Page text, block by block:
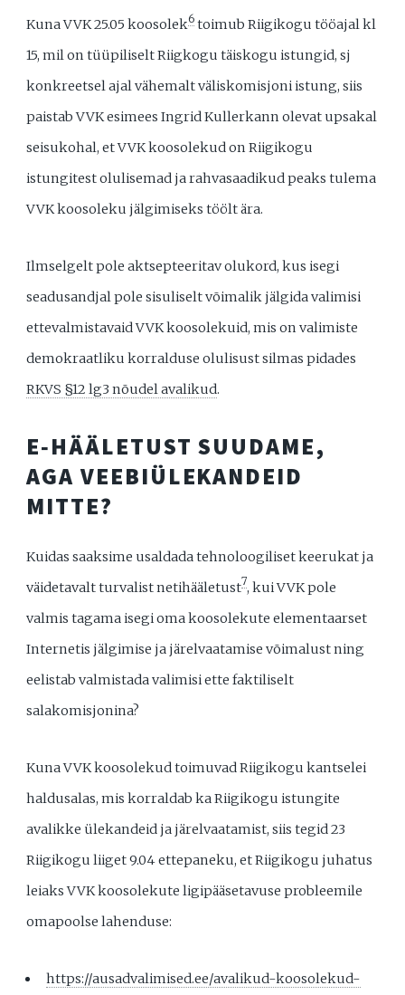
Kuna VVK 25.05 koosolek6 toimub Riigikogu tööajal kl
15, mil on tüüpiliselt Riigkogu täiskogu istungid, sj
konkreetsel ajal vähemalt väliskomisjoni istung, siis
paistab VVK esimees Ingrid Kullerkann olevat upsakal
seisukohal, et VVK koosolekud on Riigikogu
istungitest olulisemad ja rahvasaadikud peaks tulema
VVK koosoleku jälgimiseks töölt ära.
Ilmselgelt pole aktsepteeritav olukord, kus isegi
seadusandjal pole sisuliselt võimalik jälgida valimisi
ettevalmistavaid VVK koosolekuid, mis on valimiste
demokraatliku korralduse olulisust silmas pidades
RKVS §12 lg3 nõudel avalikud.
E‑HÄÄLETUST SUUDAME,
AGA VEEBIÜLEKANDEID
MITTE?
Kuidas saaksime usaldada tehnoloogiliset keerukat ja
väidetavalt turvalist netihääletust7, kui VVK pole
valmis tagama isegi oma koosolekute elementaarset
Internetis jälgimise ja järelvaatamise võimalust ning
eelistab valmistada valimisi ette faktiliselt
salakomisjonina?
Kuna VVK koosolekud toimuvad Riigikogu kantselei
haldusalas, mis korraldab ka Riigikogu istungite
avalikke ülekandeid ja järelvaatamist, siis tegid 23
Riigikogu liiget 9.04 ettepaneku, et Riigikogu juhatus
leiaks VVK koosolekute ligipääsetavuse probleemile
omapoolse lahenduse:
https://ausadvalimised.ee/avalikud-koosolekud-